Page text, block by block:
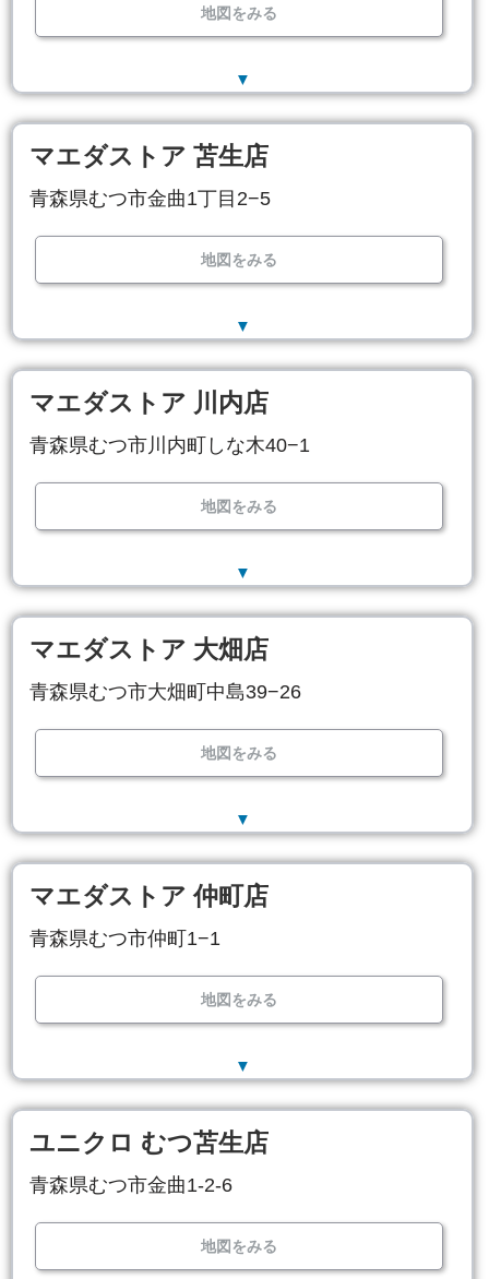
地図をみる
▼
マエダストア 苫生店
青森県むつ市金曲1丁目2−5
地図をみる
▼
マエダストア 川内店
青森県むつ市川内町しな木40−1
地図をみる
▼
マエダストア 大畑店
青森県むつ市大畑町中島39−26
地図をみる
▼
マエダストア 仲町店
青森県むつ市仲町1−1
地図をみる
▼
ユニクロ むつ苫生店
青森県むつ市金曲1-2-6
地図をみる